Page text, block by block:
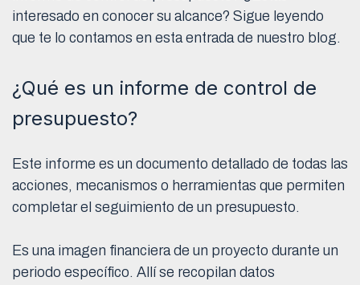
interesado en conocer su alcance? Sigue leyendo
que te lo contamos en esta entrada de nuestro blog.
¿Qué es un informe de control de
presupuesto?
Este informe es un documento detallado de todas las
acciones, mecanismos o herramientas que permiten
completar el seguimiento de un presupuesto.
Es una imagen financiera de un proyecto durante un
periodo específico. Allí se recopilan datos